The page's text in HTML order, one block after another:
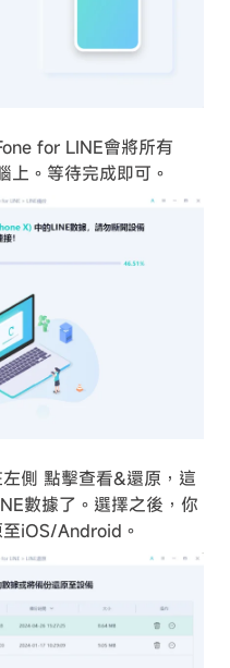
for LINE會將所有
上。等待完成即可。
側 點擊查看&還原，這
數據了。選擇之後，你
iOS/Android。